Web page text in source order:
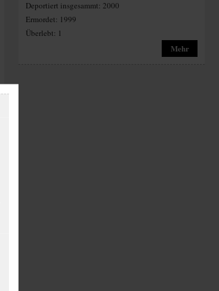
Deportiert insgesammt: 2000
Ermordet: 1999
Überlebt: 1
Mehr